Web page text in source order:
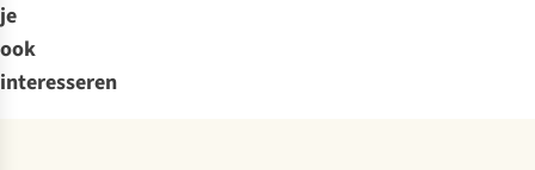
je
ook
interesseren